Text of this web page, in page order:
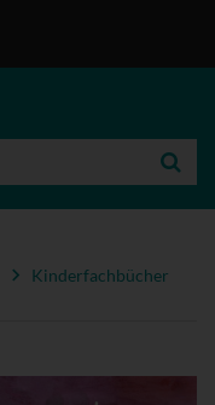
Kinderfachbücher